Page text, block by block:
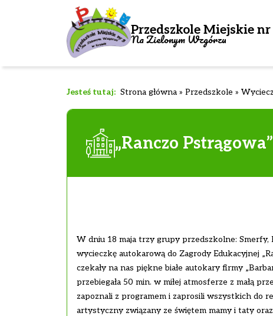
Przedszkole Miejskie nr
Na Zielonym Wzgórzu
Strona główna» Przedszkole »
„Ranczo Pstrągowa”
W dniu 18 maja trzy grupy przedszkolne: Smerfy,
wycieczkę autokarową do Zagrody Edukacyjnej
czekały na nas piękne białe autokary firmy
przebiegała 50 min. w miłej atmosferze z małą
zapoznali z programem i zaprosili wszystkich do
artystyczny związany ze świętem mamy i taty